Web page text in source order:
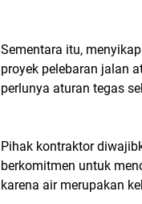
Sementara itu,
proyek pelebaran jalan
perlunya aturan tegas
Pihak kontraktor
berkomitmen untuk
karena air merupakan